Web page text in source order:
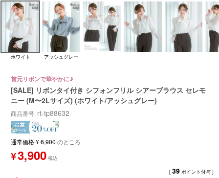
ホワイト アッシュグレー
首元リボンで華やかに♪
[SALE] リボンタイ付き シフォンフリル シアーブラウス セレモ
ニー (M〜2Lサイズ) (ホワイト/アッシュグレー)
商品番号 rt-tp88632
通常価格¥6,900のところ
¥3,900
[ 39 ポイント付与 ]